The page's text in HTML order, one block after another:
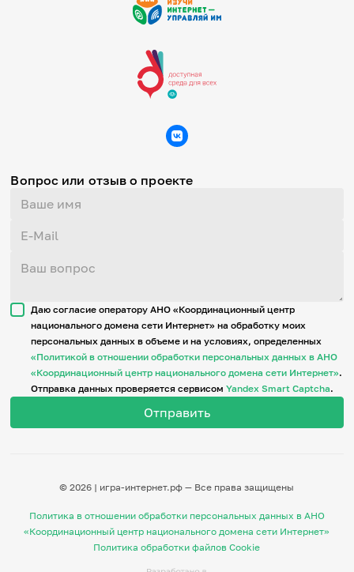
Вопрос или отзыв о проекте
Даю согласие оператору АНО «Координационный центр
национального домена сети Интернет» на обработку моих
персональных данных в объеме и на условиях, определенных
«Политикой в отношении обработки персональных данных в АНО
«Координационный центр национального домена сети Интернет».
Отправка данных проверяется сервисомYandex Smart Captcha.
© 2026 | игра-интернет.рф — Все права защищены
Политика в отношении обработки персональных данных в АНО
«Координационный центр национального домена сети Интернет»
Политика обработки файлов Cookie